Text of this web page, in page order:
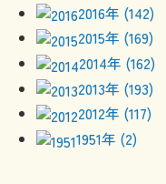
2016年 (142)
2015年 (169)
2014年 (162)
2013年 (193)
2012年 (117)
1951年 (2)